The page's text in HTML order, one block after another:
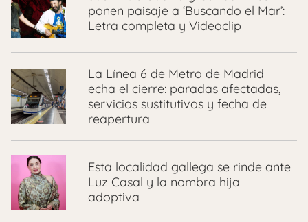
ponen paisaje a ‘Buscando el Mar’:
Letra completa y Videoclip
La Línea 6 de Metro de Madrid
echa el cierre: paradas afectadas,
servicios sustitutivos y fecha de
reapertura
Esta localidad gallega se rinde ante
Luz Casal y la nombra hija
adoptiva